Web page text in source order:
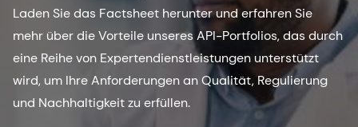
Laden Sie das Factsheet herunter und erfahren Sie
mehr über die Vorteile unseres API-Portfolios, das durch
eine Reihe von Expertendienstleistungen unterstützt
wird, um Ihre Anforderungen an Qualität, Regulierung
und Nachhaltigkeit zu erfüllen.